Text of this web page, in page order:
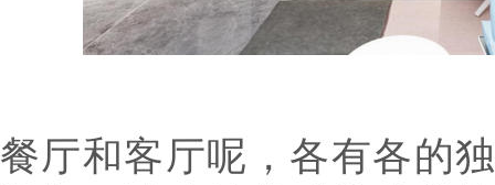
餐厅和客厅呢，各有各的